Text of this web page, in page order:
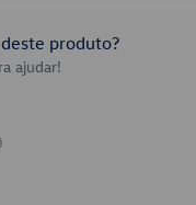
produto?
ajudar!